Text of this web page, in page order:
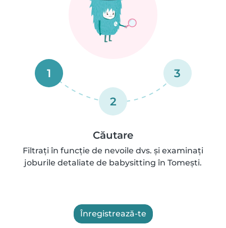
1
2
3
Căutare
Filtrați în funcție de nevoile dvs. și examinați
joburile detaliate de babysitting în Tomeşti.
Înregistrează-te